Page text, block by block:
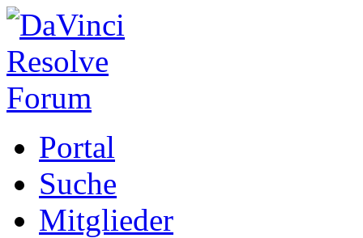
Portal
Suche
Mitglieder